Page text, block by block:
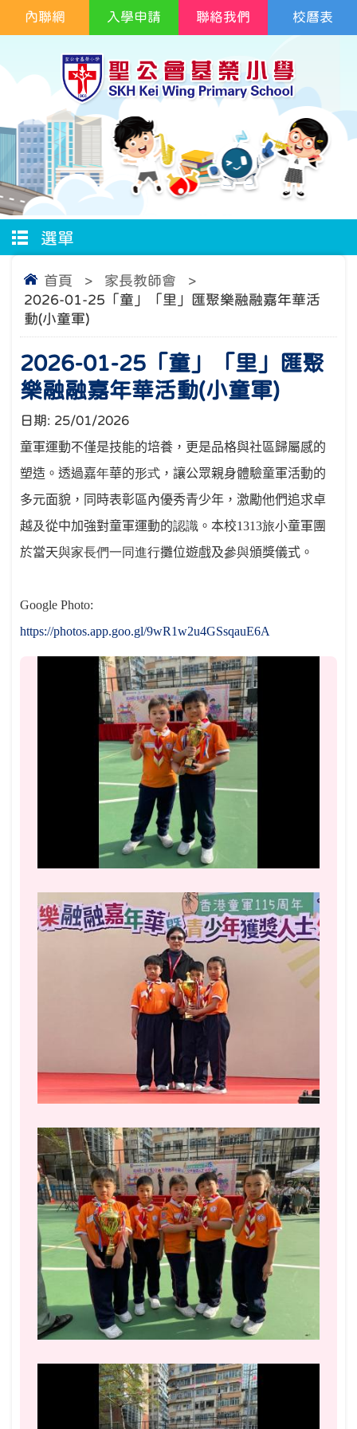
校曆表
內聯網 入學申請 聯絡我們
選單
首頁 > 家長教師會
>
2026-01-25「童」「里」匯聚樂融融嘉年華活
動(小童軍)
2026-01-25「童」「里」匯聚
樂融融嘉年華活動(小童軍)
日期: 25/01/2026
童軍運動不僅是技能的培養，更是品格與社區歸屬感的
塑造。透過嘉年華的形式 ，讓公眾親身體驗童軍活動的
多元面貌，同時表彰區內優秀青少年，激勵他們追求卓
越及從中加強對童軍運動的認識 。本校1313旅小童軍團
於當天與家長們一同進行攤位遊戲及參與頒獎儀式。
Google Photo:
https://photos.app.goo.gl/9wR1w2u4GSsqauE6A